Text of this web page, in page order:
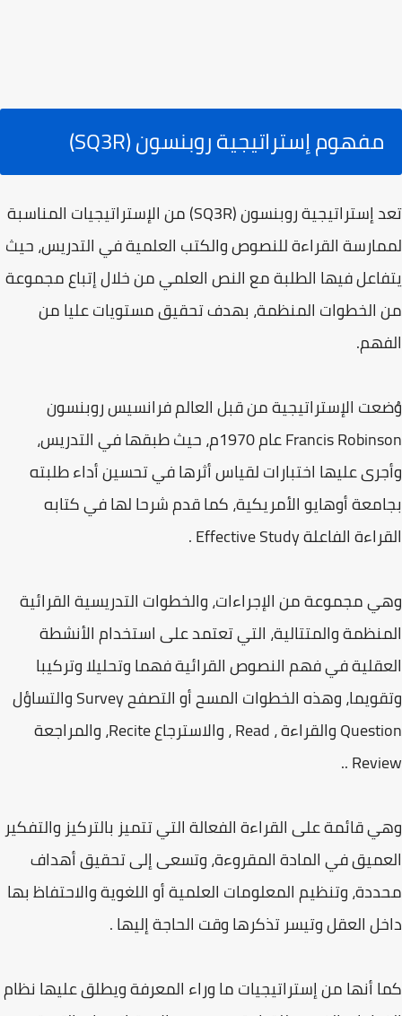
مفهوم إستراتيجية روبنسون (SQ3R)
تعد إستراتيجية روبنسون (SQ3R) من الإستراتيجيات المناسبة
لممارسة القراءة للنصوص والكتب العلمية في التدريس، حيث
يتفاعل فيها الطلبة مع النص العلمي من خلال إتباع مجموعة
من الخطوات المنظمة، بهدف تحقيق مستويات عليا من
الفهم.
وُضعت الإستراتيجية من قبل العالم فرانسيس روبنسون
Francis Robinson عام 1970م، حيث طبقها في التدريس،
وأجرى عليها اختبارات لقياس أثرها في تحسين أداء طلبته
بجامعة أوهايو الأمريكية، كما قدم شرحا لها في كتابه
القراءة الفاعلة Effective Study .
وهي مجموعة من الإجراءات، والخطوات التدريسية القرائية
المنظمة والمتتالية، التي تعتمد على استخدام الأنشطة
العقلية في فهم النصوص القرائية فهما وتحليلا وتركيبا
وتقويما، وهذه الخطوات المسح أو التصفح Survey والتساؤل
Question والقراءة ، Read ، والاسترجاع Recite، والمراجعة
Review ..
وهي قائمة على القراءة الفعالة التي تتميز بالتركيز والتفكير
العميق في المادة المقروءة، وتسعى إلى تحقيق أهداف
محددة، وتنظيم المعلومات العلمية أو اللغوية والاحتفاظ بها
داخل العقل وتيسر تذكرها وقت الحاجة إليها .
كما أنها من إستراتيجيات ما وراء المعرفة ويطلق عليها نظام